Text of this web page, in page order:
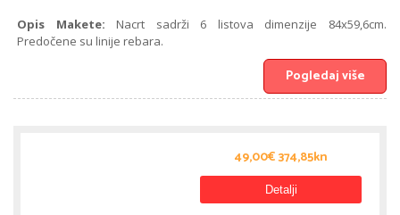
Opis Makete: Nacrt sadrži 6 listova dimenzije 84x59,6cm.
Predočene su linije rebara.
Pogledaj više
49,00€ 374,85kn
Detalji